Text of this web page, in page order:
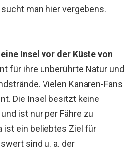
man hier vergebens.
Insel vor der Küste von
für ihre unberührte Natur und
Vielen Kanaren-Fans
Die Insel besitzt keine
ist nur per Fähre zu
ist ein beliebtes Ziel für
sind u. a. der